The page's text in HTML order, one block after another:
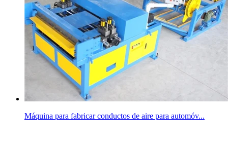
Máquina para fabricar conductos de aire para automóv...